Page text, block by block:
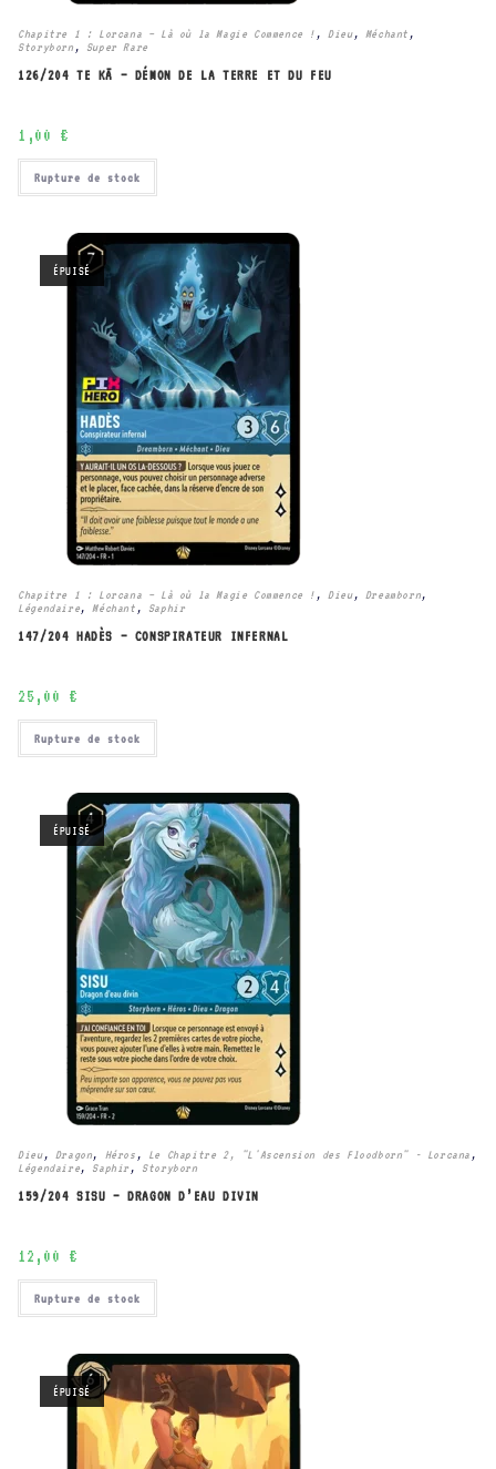
Chapitre 1 : Lorcana – Là où la Magie Commence ! , Dieu, Méchant ,
Storyborn , Super Rare
126/204 TE KĀ – DÉMON DE LA TERRE ET DU FEU
1,00 €
Rupture de stock
ÉPUISÉ
Chapitre 1 : Lorcana – Là où la Magie Commence ! , Dieu, Dreamborn,
Légendaire, Méchant , Saphir
147/204 HADÈS – CONSPIRATEUR INFERNAL
25,00 €
Rupture de stock
ÉPUISÉ
Dieu, Dragon, Héros , Le Chapitre 2, "L'Ascension des Floodborn" - Lorcana ,
Légendaire, Saphir , Storyborn
159/204 SISU – DRAGON D’EAU DIVIN
12,00 €
Rupture de stock
ÉPUISÉ